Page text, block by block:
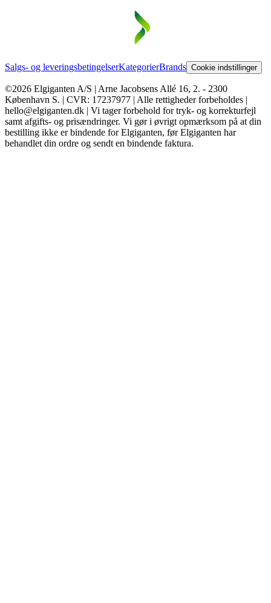
Salgs- og leveringsbetingelserKategorierBrands Cookie indstillinger
©2026 Elgiganten A/S | Arne Jacobsens Allé 16, 2. - 2300
København S. | CVR: 17237977 | Alle rettigheder forbeholdes |
hello@elgiganten.dk | Vi tager forbehold for tryk- og korrekturfejl
samt afgifts- og prisændringer. Vi gør i øvrigt opmærksom på at din
bestilling ikke er bindende for Elgiganten, før Elgiganten har
behandlet din ordre og sendt en bindende faktura.